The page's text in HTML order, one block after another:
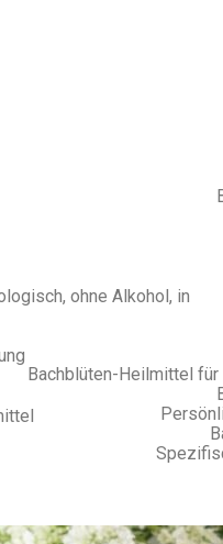
ohne Alkohol, in
Bachblüten-Heilmittel für